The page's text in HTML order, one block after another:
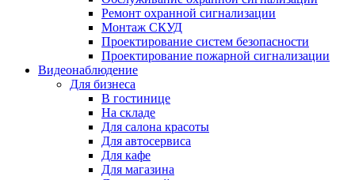
Ремонт охранной сигнализации
Монтаж СКУД
Проектирование систем безопасности
Проектирование пожарной сигнализации
Видеонаблюдение
Для бизнеса
В гостинице
На складе
Для салона красоты
Для автосервиса
Для кафе
Для магазина